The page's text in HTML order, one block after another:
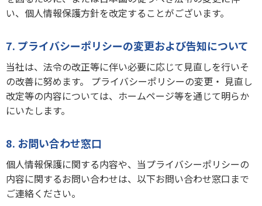
い、個人情報保護方針を改定することがございます。
7. プライバシーポリシーの変更および告知について
当社は、法令の改正等に伴い必要に応じて見直しを行いそ
の改善に努めます。 プライバシーポリシーの変更・ 見直し
改定等の内容については、ホームページ等を通じて明らか
にいたします。
8. お問い合わせ窓口
個人情報保護に関する内容や、当プライバシーポリシーの
内容に関するお問い合わせは、以下お問い合わせ窓口まで
ご連絡ください。